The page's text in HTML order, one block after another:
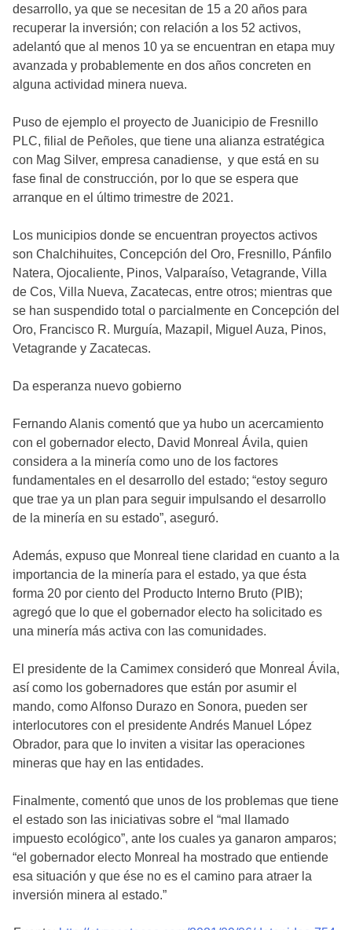
desarrollo, ya que se necesitan de 15 a 20 años para
recuperar la inversión; con relación a los 52 activos,
adelantó que al menos 10 ya se encuentran en etapa muy
avanzada y probablemente en dos años concreten en
alguna actividad minera nueva.
Puso de ejemplo el proyecto de Juanicipio de Fresnillo
PLC, filial de Peñoles, que tiene una alianza estratégica
con Mag Silver, empresa canadiense, y que está en su
fase final de construcción, por lo que se espera que
arranque en el último trimestre de 2021.
Los municipios donde se encuentran proyectos activos
son Chalchihuites, Concepción del Oro, Fresnillo, Pánfilo
Natera, Ojocaliente, Pinos, Valparaíso, Vetagrande, Villa
de Cos, Villa Nueva, Zacatecas, entre otros; mientras que
se han suspendido total o parcialmente en Concepción del
Oro, Francisco R. Murguía, Mazapil, Miguel Auza, Pinos,
Vetagrande y Zacatecas.
Da esperanza nuevo gobierno
Fernando Alanis comentó que ya hubo un acercamiento
con el gobernador electo, David Monreal Ávila, quien
considera a la minería como uno de los factores
fundamentales en el desarrollo del estado; “estoy seguro
que trae ya un plan para seguir impulsando el desarrollo
de la minería en su estado”, aseguró.
Además, expuso que Monreal tiene claridad en cuanto a la
importancia de la minería para el estado, ya que ésta
forma 20 por ciento del Producto Interno Bruto (PIB);
agregó que lo que el gobernador electo ha solicitado es
una minería más activa con las comunidades.
El presidente de la Camimex consideró que Monreal Ávila,
así como los gobernadores que están por asumir el
mando, como Alfonso Durazo en Sonora, pueden ser
interlocutores con el presidente Andrés Manuel López
Obrador, para que lo inviten a visitar las operaciones
mineras que hay en las entidades.
Finalmente, comentó que unos de los problemas que tiene
el estado son las iniciativas sobre el “mal llamado
impuesto ecológico”, ante los cuales ya ganaron amparos;
“el gobernador electo Monreal ha mostrado que entiende
esa situación y que ése no es el camino para atraer la
inversión minera al estado.”